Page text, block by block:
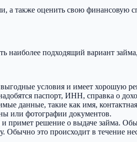
а также оценить свою финансовую
подходящий вариант займа,
условия и имеет хорошую
паспорт, ИНН, справка о
данные, такие как имя,
или фотографии документов.
примет решение о выдаче займа.
Обычно это происходит в течение